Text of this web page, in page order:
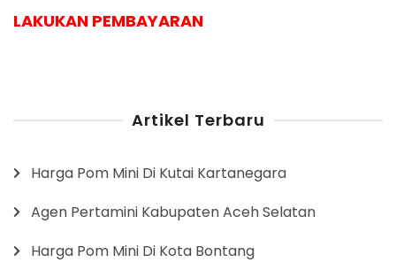
LAKUKAN PEMBAYARAN
Artikel Terbaru
Harga Pom Mini Di Kutai Kartanegara
Agen Pertamini Kabupaten Aceh Selatan
Harga Pom Mini Di Kota Bontang